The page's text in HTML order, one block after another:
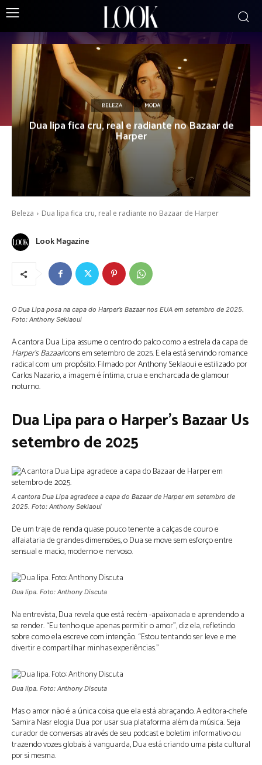
BELEZA MODA
Dua lipa fica cru, real e radiante no Bazaar de
Harper
Beleza Dua lipa fica cru, real e radiante no Bazaar de Harper
Look Magazine
O Dua Lipa posa na capa do Harper’s Bazaar nos EUA em setembro de 2025.
Foto: Anthony Seklaoui
A cantora Dua Lipa assume o centro do palco como a estrela da capa de
Harper’s BazaarIcons em setembro de 2025. E ela está servindo romance
radical com um propósito. Filmado por Anthony Seklaoui e estilizado por
Carlos Nazario, a imagem é íntima, crua e encharcada de glamour
noturno.
Dua Lipa para o Harper’s Bazaar Us
setembro de 2025
A cantora Dua Lipa agradece a capa do Bazaar de Harper em setembro de
2025. Foto: Anthony Seklaoui
De um traje de renda quase pouco tenente a calças de couro e
alfaiataria de grandes dimensões, o Dua se move sem esforço entre
sensual e macio, moderno e nervoso.
Dua lipa. Foto: Anthony Discuta
Na entrevista, Dua revela que está recém -apaixonada e aprendendo a
se render. “Eu tenho que apenas permitir o amor”, diz ela, refletindo
sobre como ela escreve com intenção. “Estou tentando ser leve e me
divertir e compartilhar minhas experiências.”
Dua lipa. Foto: Anthony Discuta
Mas o amor não é a única coisa que ela está abraçando. A editora-chefe
Samira Nasr elogia Dua por usar sua plataforma além da música. Seja
curador de conversas através de seu podcast e boletim informativo ou
trazendo vozes globais à vanguarda, Dua está criando uma pista cultural
por si mesma.